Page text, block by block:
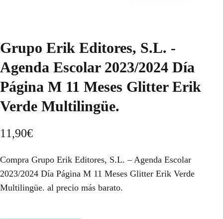
Grupo Erik Editores, S.L. -
Agenda Escolar 2023/2024 Día
Página M 11 Meses Glitter Erik
Verde Multilingüe.
11,90€
Compra Grupo Erik Editores, S.L. – Agenda Escolar
2023/2024 Día Página M 11 Meses Glitter Erik Verde
Multilingüe. al precio más barato.